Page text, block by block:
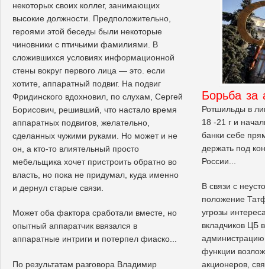
некоторых своих коллег, занимающих
высокие должности. Предположительно,
героями этой беседы были некоторые
чиновники с птичьими фамилиями. В
сложившихся условиях информационной
стены вокруг первого лица — это. если
хотите, аппаратный подвиг. На подвиг
Фридинского вдохновил, по слухам, Сергей
Борисович, решивший, что настало время
аппаратных подвигов, желательно,
сделанных чужими руками. Но может и не
он, а кто-то влиятельный просто
мебельщика хочет пристроить обратно во
власть, но пока не придумал, куда именно
и дернул старые связи.
Может оба фактора сработали вместе, но
опытный аппаратчик ввязался в
аппаратные интриги и потерпел фиаско...
По результатам разговора Владимир
Борьба
Ротшильды в
18 -21 г и
банки себе
держать под
России...
В связи с
положение
угрозы
вкладчиков ЦБ
функции
акционеров,